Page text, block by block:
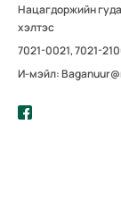
Нацагдоржийн
хэлтэс
7021-0021, 7021-
И-мэйл: